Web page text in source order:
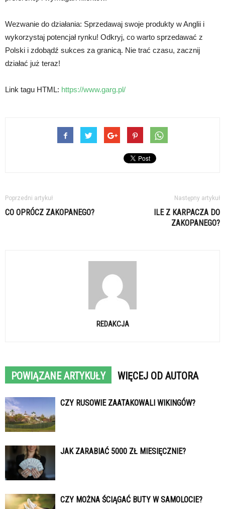
Wezwanie do działania: Sprzedawaj swoje produkty w Anglii i
wykorzystaj potencjał rynku! Odkryj, co warto sprzedawać z
Polski i zdobądź sukces za granicą. Nie trać czasu, zacznij
działać już teraz!
Link tagu HTML: https://www.garg.pl/
Poprzedni artykuł
CO OPRÓCZ ZAKOPANEGO?
Następny artykuł
ILE Z KARPACZA DO
ZAKOPANEGO?
REDAKCJA
POWIĄZANE ARTYKUŁY WIĘCEJ OD AUTORA
CZY RUSOWIE ZAATAKOWALI WIKINGÓW?
JAK ZARABIAĆ 5000 ZŁ MIESIĘCZNIE?
CZY MOŻNA ŚCIĄGAĆ BUTY W SAMOLOCIE?